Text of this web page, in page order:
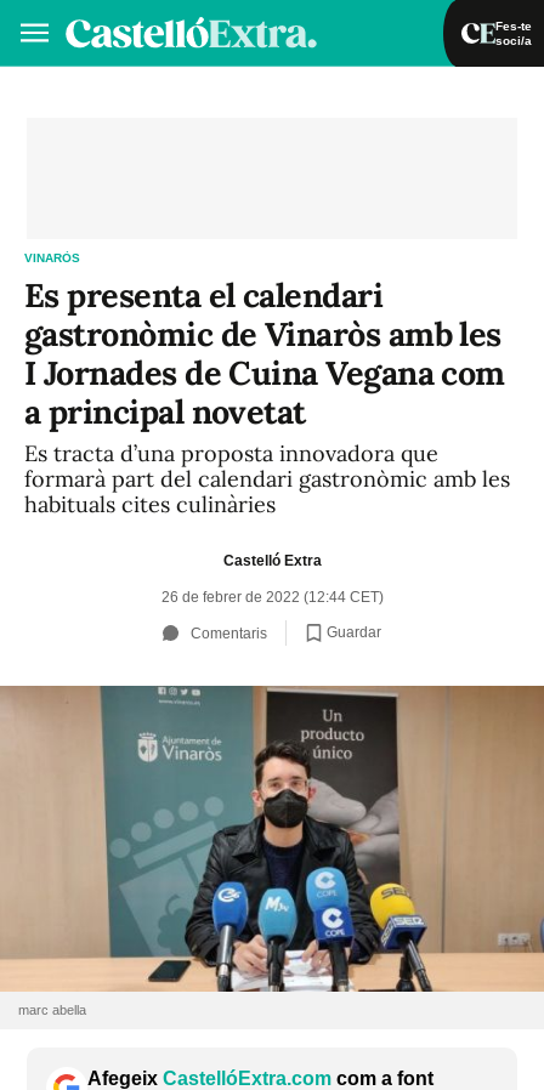
Fes-te
soci/a
VINARÒS
Es presenta el calendari
gastronòmic de Vinaròs amb les
I Jornades de Cuina Vegana com
a principal novetat
Es tracta d’una proposta innovadora que
formarà part del calendari gastronòmic amb les
habituals cites culinàries
Castelló Extra
26 de febrer de 2022 (12:44 CET)
Comentaris Guardar
marc abella
Afegeix CastellóExtra.com com a font